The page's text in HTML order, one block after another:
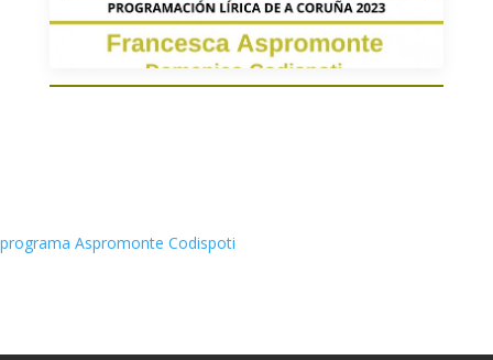
programa Aspromonte Codispoti